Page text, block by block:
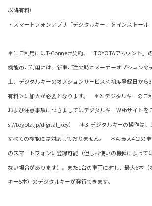
以降有料）
・スマートフォンアプリ「デジタルキー」をインストール
＊1. ご利用にはT-Connect契約、「TOYOTAアカウント」
機能のご利用には、新車ご注文時にメーカーオプションの
上、デジタルキーのオプションサービス＜初度登録日から
有料＞に加入が必要となります。 ＊2. デジタルキーのご
および注意事項につきましてはデジタルキーWebサイト
s://toyota.jp/digital_key） ＊3. デジタルキーの操作は、
すべての機能には対応しておりません。 ＊4. 最大4台の
のスマートフォンに登録可能（但しお使いの機種によって
ない場合があります）。また1台の車両に対し、最大6本（
キー5本）のデジタルキーが発行できます。